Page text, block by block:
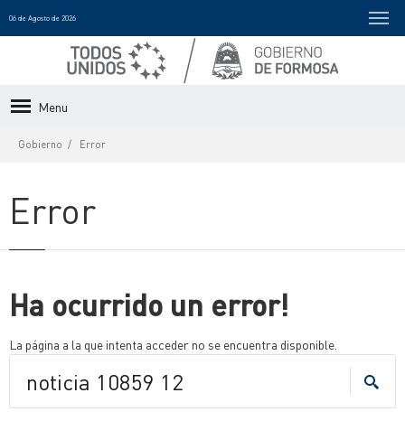
06 de Agosto de 2026
Menu
Gobierno Error
Error
Ha ocurrido un error!
La página a la que intenta acceder no se encuentra disponible.